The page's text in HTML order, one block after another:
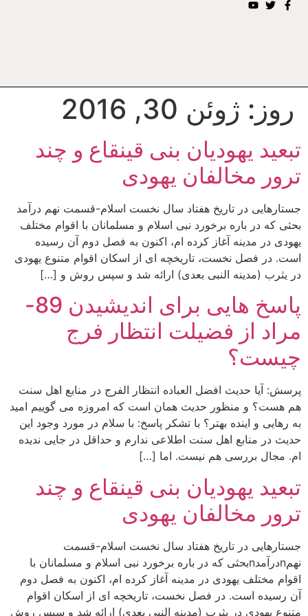
روز: ژوئن 30, 2016
تبعید یهودیان بنی قینقاع و چند
ترور مخالفان یهودی
جستارهایی در تاریخ هفتاد سال نخست اسلام-قسمت نهم درآمد
بحثی که در باره برخورد نبی اسلام و مسلمانان با اقوام مختلف
یهودی در مدینه آغاز کرده ام، اکنون به فصل دوم آن رسیده
است. در فصل نخست، تاریخچه ای از اسکان اقوام متنوع یهودی
در یثرب (مدینه النبی بعدی) ارائه شد و سپس روش و […]
پاسخ هایی برای اندیشیدن 89-
مراد از فضیلت انتظار فرج
چیست؟
پرسش: آیا حدیث افضل العباده انتظار الفرج در منابع اهل سنت
هم هست؟ و منظور حدیث همان است که امروزه می گوییم امید
به رهایی و اینده بهتر؟ با تشکر پاسخ: با سلام در مورد وجود این
حدیث در منابع اهل سنت اطلاعی ندارم و حداقل در جایی ندیده
ام. مجال بررسی هم نیست. اما […]
تبعید یهودیان بنی قینقاع و چند
ترور مخالفان یهودی
جستارهایی در تاریخ هفتاد سال نخست اسلام-قسمت
نهمnدرآمدnبحثی که در باره برخورد نبی اسلام و مسلمانان با
اقوام مختلف یهودی در مدینه آغاز کرده ام، اکنون به فصل دوم
آن رسیده است. در فصل نخست، تاریخچه ای از اسکان اقوام
متنوع یهودی در یثرب (مدینه النبی بعدی) ارائه شد و سپس روش